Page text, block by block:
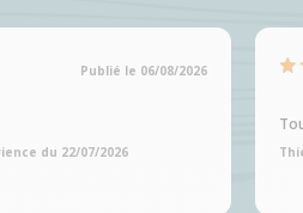
Publié le 06/08/2026
du 22/07/2026